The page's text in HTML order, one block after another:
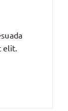
elit.